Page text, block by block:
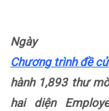
Ngày
Chương trình đề
hành 1,893 thư
hai diện